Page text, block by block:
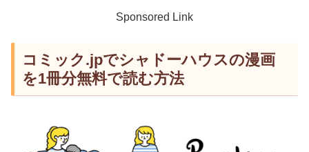
Sponsored Link
コミック.jpでシャドーハウスの漫画
を1冊分無料で読む方法